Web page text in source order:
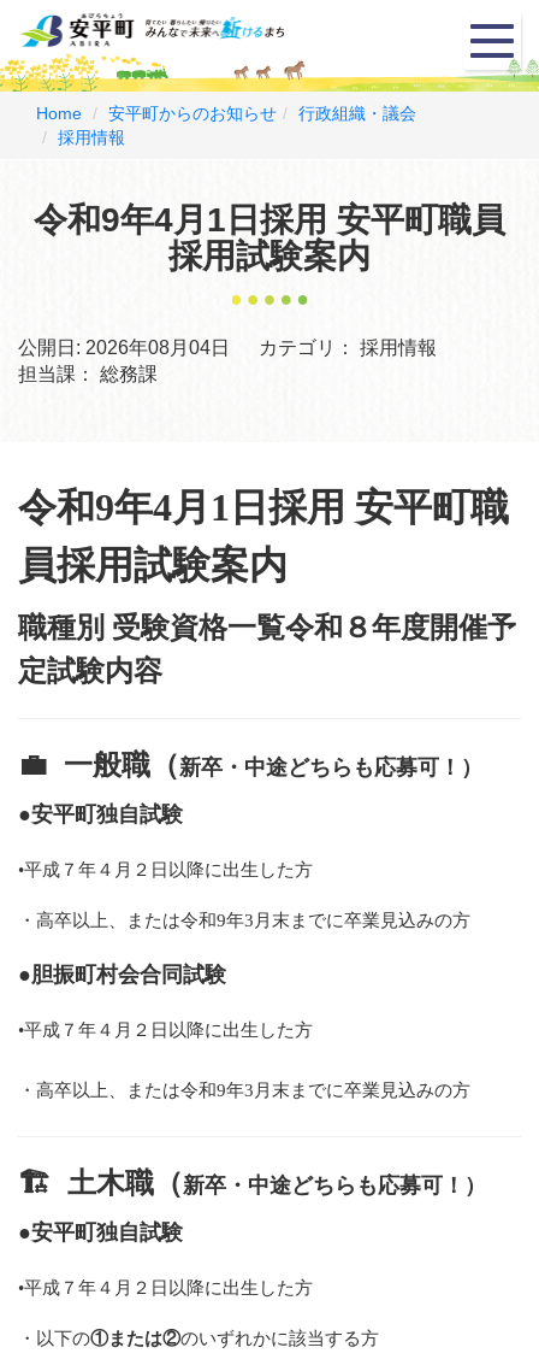
メ
ニ
ュ
Home 安平町からのお知らせ
行政組織・議会
採用情報
令和9年4月1日採用 安平町職員
採用試験案内
公開日: 2026年08月04日 カテゴリ：
採用情報
担当課：
総務課
令和9年4月1日採用 安平町職
員採用試験案内
職種別 受験資格一覧令和８年度開催予
定試験内容
💼 一般職（新卒・中途どちらも応募可！）
●安平町独自試験
•平成７年４月２日以降に出生した方
・高卒以上、または令和9年3月末までに卒業見込みの方
●胆振町村会合同試験
•平成７年４月２日以降に出生した方
・高卒以上、または令和9年3月末までに卒業見込みの方
🏗 土木職（新卒・中途どちらも応募可！）
●安平町独自試験
•平成７年４月２日以降に出生した方
・以下の①または②のいずれかに該当する方